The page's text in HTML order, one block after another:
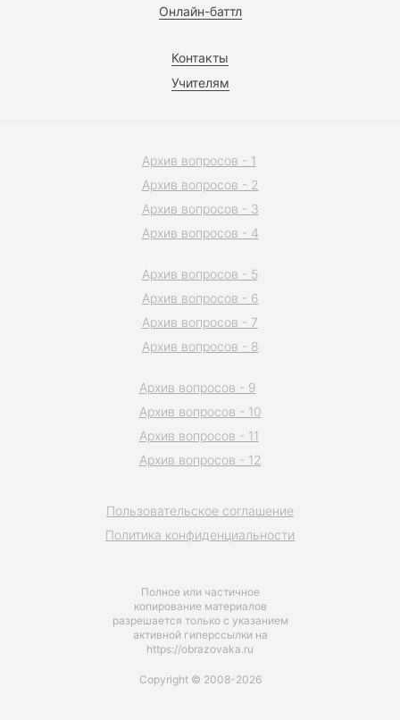
Онлайн-баттл
Контакты
Учителям
Полное или частичное
копирование материалов
разрешается только с указанием
активной гиперссылки на
https://obrazovaka.ru
Пользовательское соглашение
Политика конфиденциальности
Архив вопросов - 1
Архив вопросов - 2
Архив вопросов - 3
Архив вопросов - 4
Архив вопросов - 5
Архив вопросов - 6
Архив вопросов - 7
Архив вопросов - 8
Архив вопросов - 9
Архив вопросов - 10
Архив вопросов - 11
Архив вопросов - 12
Copyright © 2008-2026